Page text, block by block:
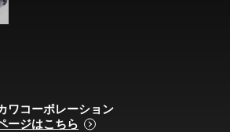
ワコーポレーション
ージはこちら